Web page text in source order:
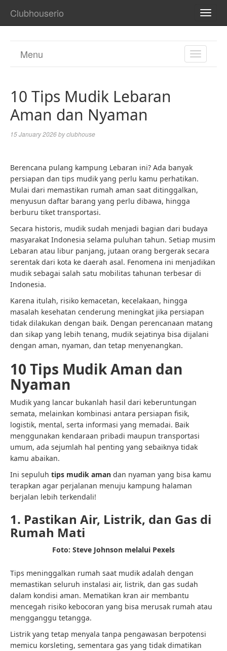
Clubhouserio
TOGGLE
Menu
10 Tips Mudik Lebaran
Aman dan Nyaman
15 January 2026byclubhouse
Berencana pulang kampung Lebaran ini? Ada banyak
persiapan dan tips mudik yang perlu kamu perhatikan.
Mulai dari memastikan rumah aman saat ditinggalkan,
menyusun daftar barang yang perlu dibawa, hingga
berburu tiket transportasi.
Secara historis, mudik sudah menjadi bagian dari budaya
masyarakat Indonesia selama puluhan tahun. Setiap musim
Lebaran atau libur panjang, jutaan orang bergerak secara
serentak dari kota ke daerah asal. Fenomena ini menjadikan
mudik sebagai salah satu mobilitas tahunan terbesar di
Indonesia.
Karena itulah, risiko kemacetan, kecelakaan, hingga
masalah kesehatan cenderung meningkat jika persiapan
tidak dilakukan dengan baik. Dengan perencanaan matang
dan sikap yang lebih tenang, mudik sejatinya bisa dijalani
dengan aman, nyaman, dan tetap menyenangkan.
10 Tips Mudik Aman dan
Nyaman
Mudik yang lancar bukanlah hasil dari keberuntungan
semata, melainkan kombinasi antara persiapan fisik,
logistik, mental, serta informasi yang memadai. Baik
menggunakan kendaraan pribadi maupun transportasi
umum, ada sejumlah hal penting yang sebaiknya tidak
kamu abaikan.
Ini sepuluh tips mudik aman dan nyaman yang bisa kamu
terapkan agar perjalanan menuju kampung halaman
berjalan lebih terkendali!
1. Pastikan Air, Listrik, dan Gas di
Rumah Mati
Foto: Steve Johnson melalui Pexels
Tips meninggalkan rumah saat mudik adalah dengan
memastikan seluruh instalasi air, listrik, dan gas sudah
dalam kondisi aman. Mematikan kran air membantu
mencegah risiko kebocoran yang bisa merusak rumah atau
mengganggu tetangga.
Listrik yang tetap menyala tanpa pengawasan berpotensi
memicu korsleting, sementara gas yang tidak dimatikan